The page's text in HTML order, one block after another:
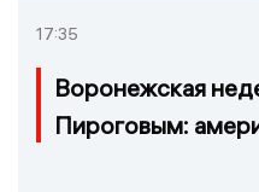
17:35
Воронежская
Пироговым: